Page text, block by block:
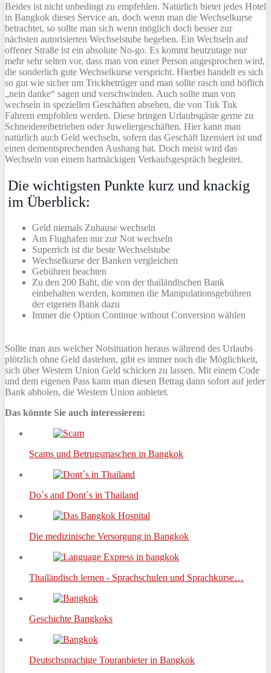
Beides ist nicht unbedingt zu empfehlen. Natürlich bietet jedes Hotel
in Bangkok dieses Service an, doch wenn man die Wechselkurse
betrachtet, so sollte man sich wenn möglich doch besser zur
nächsten autorisierten Wechselstube begeben. Ein Wechseln auf
offener Straße ist ein absolute No-go. Es kommt heutzutage nur
mehr sehr selten vor, dass man von einer Person angesprochen wird,
die sonderlich gute Wechselkurse verspricht. Hierbei handelt es sich
so gut wie sicher um Trickbetrüger und man sollte rasch und höflich
„nein danke“ sagen und verschwinden. Auch sollte man von
wechseln in speziellen Geschäften absehen, die von Tuk Tuk
Fahrern empfohlen werden. Diese bringen Urlaubsgäste gerne zu
Schneidereibetrieben oder Juweliergeschäften. Hier kann man
natürlich auch Geld wechseln, sofern das Geschäft lizensiert ist und
einen dementsprechenden Aushang hat. Doch meist wird das
Wechseln von einem hartnäckigen Verkaufsgespräch begleitet.
Die wichtigsten Punkte kurz und knackig
im Überblick:
Geld niemals Zuhause wechseln
Am Flughafen nur zur Not wechseln
Superrich ist die beste Wechselstube
Wechselkurse der Banken vergleichen
Gebühren beachten
Zu den 200 Baht, die von der thailändischen Bank
einbehalten werden, kommen die Manipulationsgebühren
der eigenen Bank dazu
Immer die Option Continue without Conversion wählen
Sollte man aus welcher Notsituation heraus während des Urlaubs
plötzlich ohne Geld dastehen, gibt es immer noch die Möglichkeit,
sich über Western Union Geld schicken zu lassen. Mit einem Code
und dem eigenen Pass kann man diesen Betrag dann sofort auf jeder
Bank abholen, die Western Union anbietet.
Das könnte Sie auch interessieren:
Scams und Betrugsmaschen in Bangkok
Do`s and Dont`s in Thailand
Die medizinische Versorgung in Bangkok
Thailändisch lernen - Sprachschulen und Sprachkurse…
Geschichte Bangkoks
Deutschsprachige Touranbieter in Bangkok